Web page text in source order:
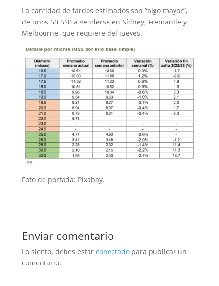
La cantidad de fardos estimados son “algo mayor”,
de unos 50.550 a venderse en Sídney, Fremantle y
Melbourne, que requiere del jueves.
Foto de portada: Pixabay.
Enviar comentario
Lo siento, debes estar conectadopara publicar un
comentario.